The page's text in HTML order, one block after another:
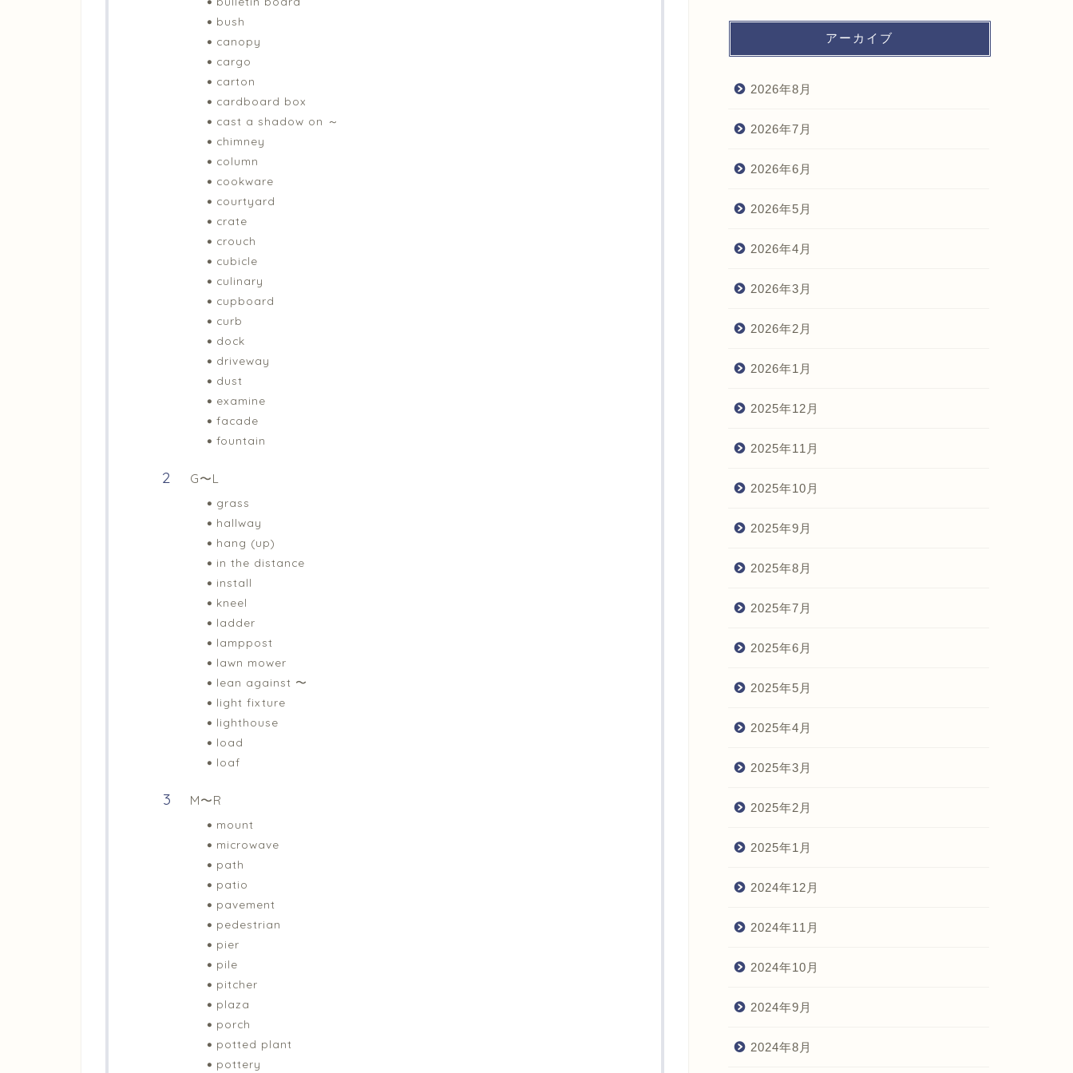
bush
canopy
cargo
carton
cardboard box
cast a shadow on ～
chimney
column
cookware
courtyard
crate
crouch
cubicle
culinary
cupboard
curb
dock
driveway
dust
examine
facade
fountain
G〜L
grass
hallway
hang (up)
in the distance
install
kneel
ladder
lamppost
lawn mower
lean against 〜
light fixture
lighthouse
load
loaf
M〜R
mount
microwave
path
patio
pavement
pedestrian
pier
pile
pitcher
plaza
porch
potted plant
pottery
アーカイブ
2026年8月
2026年7月
2026年6月
2026年5月
2026年4月
2026年3月
2026年2月
2026年1月
2025年12月
2025年11月
2025年10月
2025年9月
2025年8月
2025年7月
2025年6月
2025年5月
2025年4月
2025年3月
2025年2月
2025年1月
2024年12月
2024年11月
2024年10月
2024年9月
2024年8月